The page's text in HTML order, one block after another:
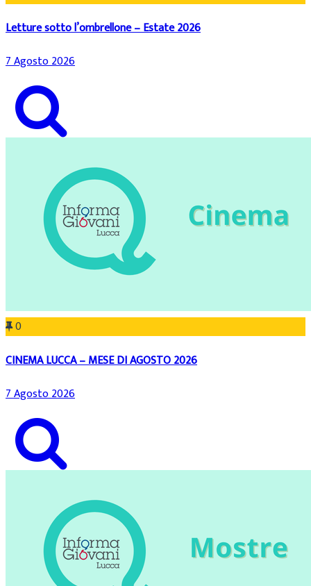
Letture sotto l’ombrellone – Estate 2026
7 Agosto 2026
0
CINEMA LUCCA – MESE DI AGOSTO 2026
7 Agosto 2026